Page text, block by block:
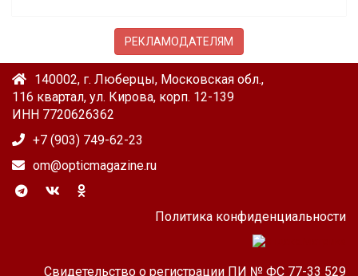
РЕКЛАМОДАТЕЛЯМ
140002, г. Люберцы, Московская обл.,
116 квартал, ул. Кирова, корп. 12-139
ИНН 7720626362
+7 (903) 749-62-23
om@opticmagazine.ru
Политика конфиденциальности
Свидетельство о регистрации ПИ № ФС 77-33 529